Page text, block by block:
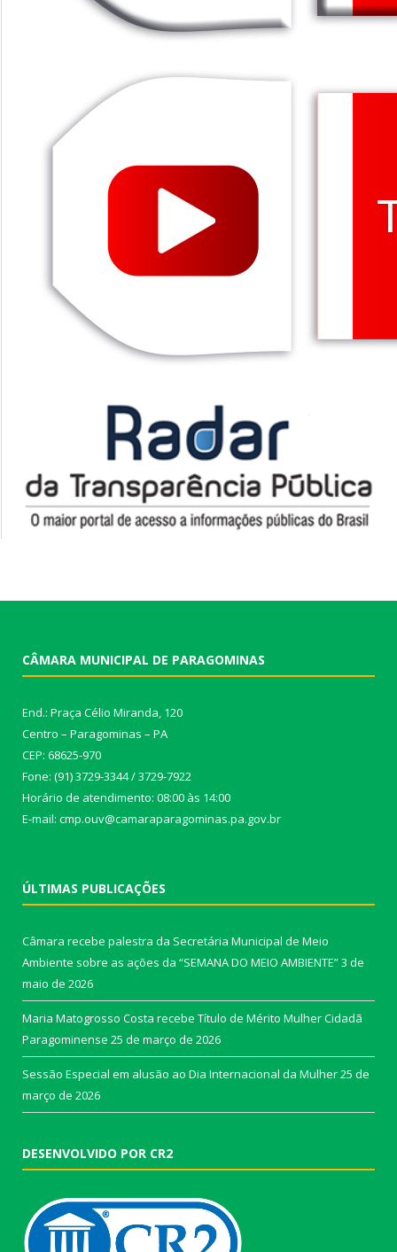
CÂMARA MUNICIPAL DE PARAGOMINAS
End.: Praça Célio Miranda, 120
Centro – Paragominas – PA
CEP: 68625-970
Fone: (91) 3729-3344 / 3729-7922
Horário de atendimento: 08:00 às 14:00
E-mail: cmp.ouv@camaraparagominas.pa.gov.br
ÚLTIMAS PUBLICAÇÕES
Câmara recebe palestra da Secretária Municipal de Meio
Ambiente sobre as ações da “SEMANA DO MEIO AMBIENTE”3 de
maio de 2026
Maria Matogrosso Costa recebe Título de Mérito Mulher Cidadã
Paragominense 25 de março de 2026
Sessão Especial em alusão ao Dia Internacional da Mulher25 de
março de 2026
DESENVOLVIDO POR CR2